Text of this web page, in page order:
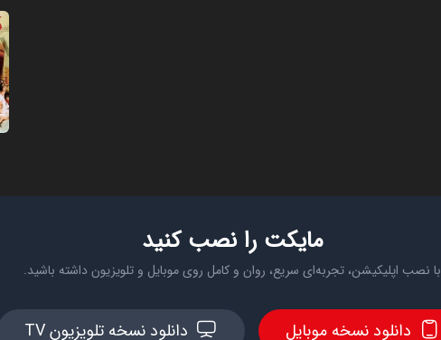
مایکت را نصب کنید
با نصب اپلیکیشن، تجربه‌ای سریع، روان و کامل روی موبایل و تلویزیون داشته باشید.
دانلود نسخه موبایل دانلود نسخه تلویزیون TV